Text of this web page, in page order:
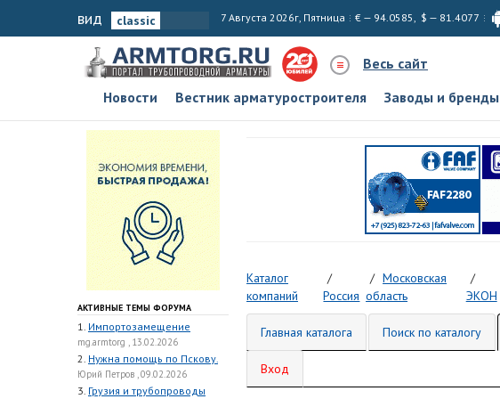
вид 7 Августа 2026г, Пятница € — 94.0585, $ — 81.4077
Весь сайт
Новости
Вестник арматуростроителя Заводы и бренды
АКТИВНЫЕ ТЕМЫ ФОРУМА
1. Импортозамещение
mg.armtorg , 13.02.2026
2. Нужна помощь по Пскову.
Юрий Петров , 09.02.2026
3. Грузия и трубопроводы
Каталог
компаний
Россия
Московская
область
ЭКОН
Главная каталога Поиск по каталогу
Вход